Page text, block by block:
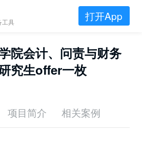
工具 打开App
院会计、问责与财务
究生offer一枚
项目简介 相关案例